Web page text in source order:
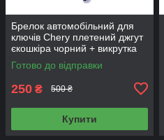
Брелок автомобільний для
ключів Chery плетений джгут
єкошкіра чорний + викрутка
Готово до відправки
250 ₴ 500 ₴
Купити